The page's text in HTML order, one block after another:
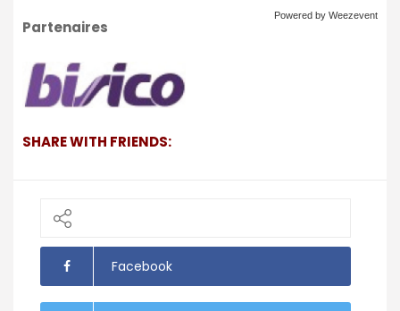
Powered by Weezevent
Partenaires
SHARE WITH FRIENDS:
Facebook